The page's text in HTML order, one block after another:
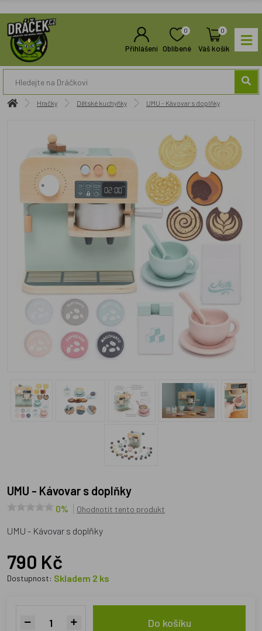
Přihlášení
0
Oblíbené
0
Váš košík
Hračky Dětské kuchyňky UMU - Kávovar s doplňky
UMU - Kávovar s doplňky
0% Ohodnotit tento produkt
UMU - Kávovar s doplňky
790 Kč
Dostupnost: Skladem 2 ks
Do košíku